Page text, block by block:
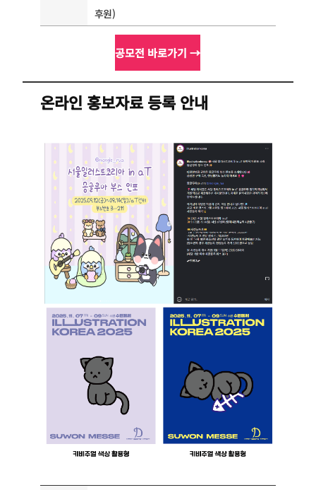
후원)
공모전 바로가기 →
온라인 홍보자료 등록 안내